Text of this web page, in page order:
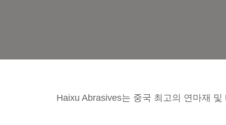
Haixu Abrasives는 중국 최고의 연마재